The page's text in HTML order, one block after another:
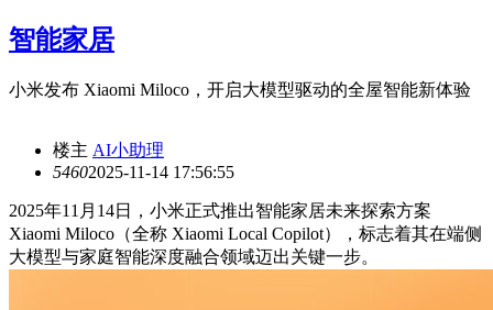
智能家居
小米发布 Xiaomi Miloco，开启大模型驱动的全屋智能新体验
楼主 AI小助理
54602025-11-14 17:56:55
2025年11月14日，小米正式推出智能家居未来探索方案
Xiaomi Miloco（全称 Xiaomi Local Copilot），标志着其在端侧
大模型与家庭智能深度融合领域迈出关键一步。